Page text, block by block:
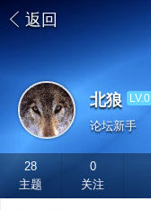
返回
论坛新手
北狼 LV.0
28
主题
0
关注